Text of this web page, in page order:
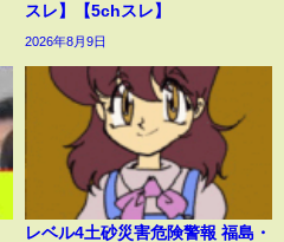
スレ】【5chスレ】
2026年8月9日
レベル4土砂災害危険警報 福島・